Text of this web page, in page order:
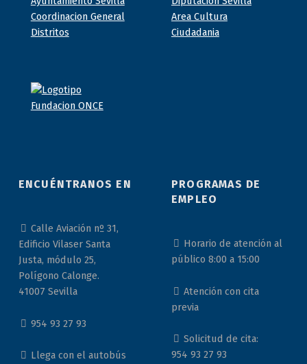
ENCUÉNTRANOS EN
Calle Aviación nº 31,
Edificio Vilaser Santa
Justa, módulo 25,
Polígono Calonge.
41007 Sevilla
954 93 27 93
Llega con el autobús
PROGRAMAS DE
EMPLEO
Horario de atención al
público 8:00 a 15:00
Atención con cita
previa
Solicitud de cita:
954 93 27 93